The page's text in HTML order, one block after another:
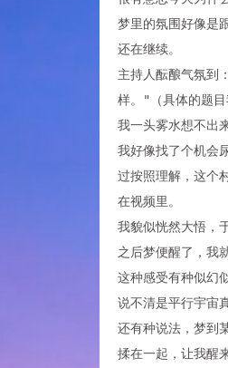
梦里的氛围好像是
还在继续。
主持人酝酿气氛到
样。"（具体的题目
我一头雾水想不出
我好像找了个机会
过按照理解，这个
在视频里。
我貌似恍然大悟，
之后梦便醒了，我
这种感受有种似幻
说不清是平行宇宙
还有种说法，梦到
揉在一起，让我醒